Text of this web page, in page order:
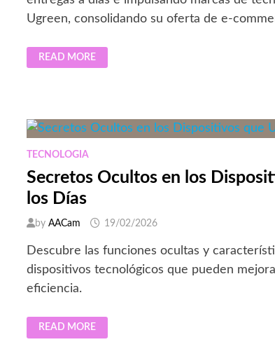
Ugreen, consolidando su oferta de e-
ALIEXPRESS
CELEBRA
MEJORAS
LOGÍSTICAS
Y
APUESTA
POR
MARCAS
TECH
READ MORE
TECNOLOGIA
Secretos Ocultos en los
los Días
byAACam 19/02/2026
Descubre las funciones ocultas y
dispositivos tecnológicos que pueden
eficiencia.
SECRETOS
OCULTOS
EN
READ MORE